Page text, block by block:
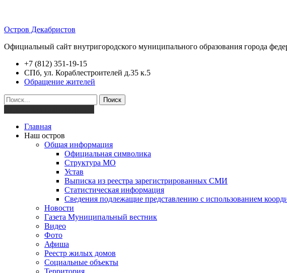
Остров Декабристов
Официальный сайт внутригородского муниципального образования города
+7 (812) 351-19-15
СПб, ул. Кораблестроителей д.35 к.5
Обращение жителей
Поиск
Главная
Наш остров
Общая информация
Официальная символика
Структура МО
Устав
Выписка из реестра зарегистрированных СМИ
Статистическая информация
Сведения подлежащие представлению с использованием
Новости
Газета Муниципальный вестник
Видео
Фото
Афиша
Реестр жилых домов
Социальные объекты
Территория